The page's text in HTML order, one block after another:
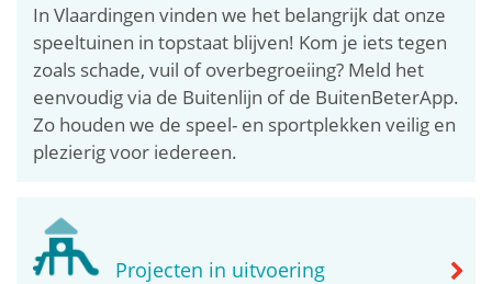
In Vlaardingen vinden we het belangrijk dat onze
speeltuinen in topstaat blijven! Kom je iets tegen
zoals schade, vuil of overbegroeiing? Meld het
eenvoudig via de Buitenlijn of de BuitenBeterApp.
Zo houden we de speel- en sportplekken veilig en
plezierig voor iedereen.
Projecten in uitvoering